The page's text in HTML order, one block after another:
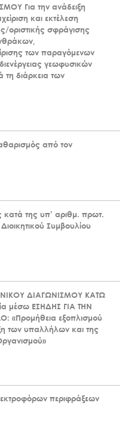
Για την ανάδειξη
και εκτέλεση
οριστικής σφράγισης
των παραγόμενων
γεωφυσικών
διάρκεια των
από τον
της υπ’ αριθμ. πρωτ.
Συμβουλίου
ΔΙΑΓΩΝΙΣΜΟΥ ΚΑΤΩ
μέσω ΕΣΗΔΗΣ ΓΙΑ ΤΗΝ
εξοπλισμού
των υπαλλήλων και της
περιφράξεων